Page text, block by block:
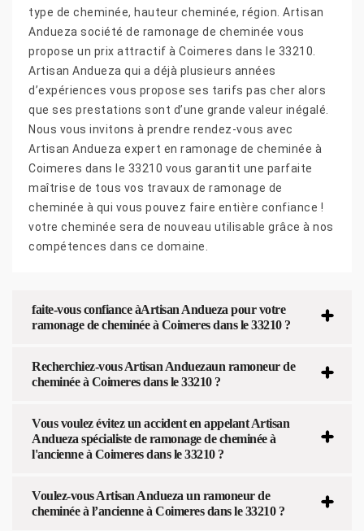
type de cheminée, hauteur cheminée, région. Artisan
Andueza société de ramonage de cheminée vous
propose un prix attractif à Coimeres dans le 33210.
Artisan Andueza qui a déjà plusieurs années
d’expériences vous propose ses tarifs pas cher alors
que ses prestations sont d’une grande valeur inégalé.
Nous vous invitons à prendre rendez-vous avec
Artisan Andueza expert en ramonage de cheminée à
Coimeres dans le 33210 vous garantit une parfaite
maîtrise de tous vos travaux de ramonage de
cheminée à qui vous pouvez faire entière confiance !
votre cheminée sera de nouveau utilisable grâce à nos
compétences dans ce domaine.
faite-vous confiance àArtisan Andueza pour votre
ramonage de cheminée à Coimeres dans le 33210 ?
Recherchiez-vous Artisan Anduezaun ramoneur de
cheminée à Coimeres dans le 33210 ?
Vous voulez évitez un accident en appelant Artisan
Andueza spécialiste de ramonage de cheminée à
l'ancienne à Coimeres dans le 33210 ?
Voulez-vous Artisan Andueza un ramoneur de
cheminée à l’ancienne à Coimeres dans le 33210 ?